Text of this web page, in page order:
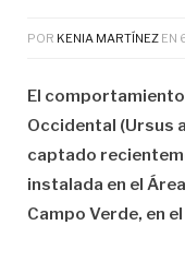
POR KENIA MARTÍNEZ EN
El
Occidental (Ursus
captado
instalada en el
Campo Verde, en